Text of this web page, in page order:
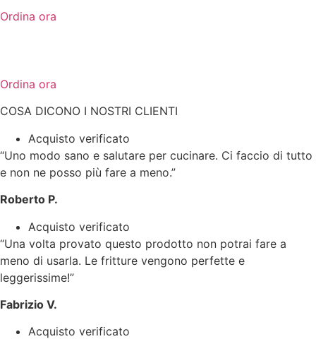
Ordina ora
Ordina ora
COSA DICONO I NOSTRI CLIENTI
Acquisto verificato
“Uno modo sano e salutare per cucinare. Ci faccio di tutto
e non ne posso più fare a meno.”
Roberto P.
Acquisto verificato
“Una volta provato questo prodotto non potrai fare a
meno di usarla. Le fritture vengono perfette e
leggerissime!”
Fabrizio V.
Acquisto verificato